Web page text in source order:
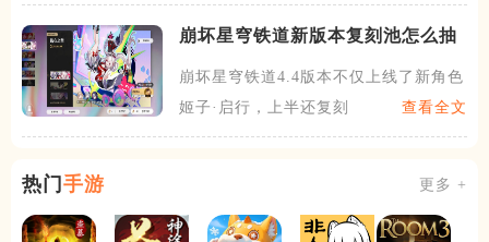
崩坏星穹铁道新版本复刻池怎么抽
崩坏星穹铁道4.4版本不仅上线了新角色
姬子·启行，上半还复刻
查看全文
热门 手游 更多 +